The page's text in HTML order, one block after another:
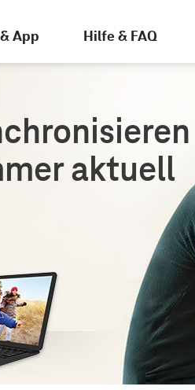
App Hilfe & FAQ
aktuell